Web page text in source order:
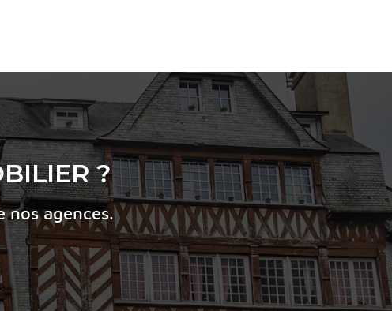
?
nos agences.